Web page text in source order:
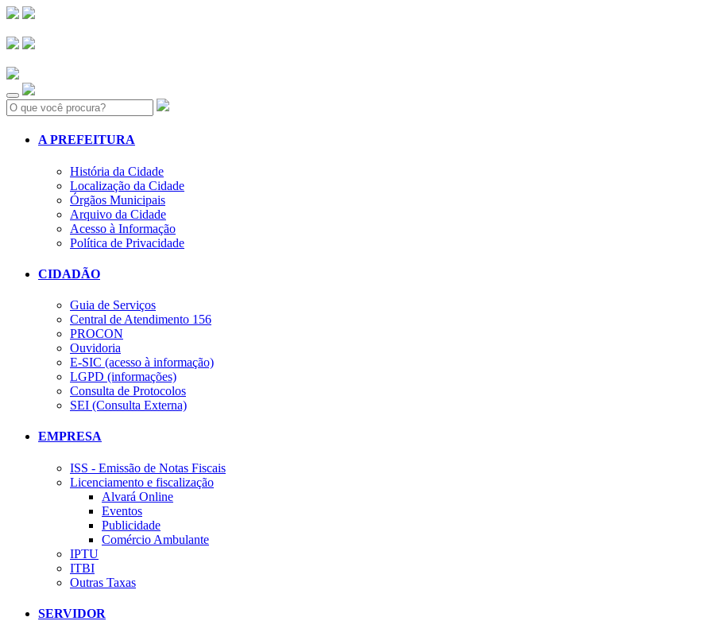
Search:
A PREFEITURA
História da Cidade
Localização da Cidade
Órgãos Municipais
Arquivo da Cidade
Acesso à Informação
Política de Privacidade
CIDADÃO
Guia de Serviços
Central de Atendimento 156
PROCON
Ouvidoria
E-SIC (acesso à informação)
LGPD (informações)
Consulta de Protocolos
SEI (Consulta Externa)
EMPRESA
ISS - Emissão de Notas Fiscais
Licenciamento e fiscalização
Alvará Online
Eventos
Publicidade
Comércio Ambulante
IPTU
ITBI
Outras Taxas
SERVIDOR